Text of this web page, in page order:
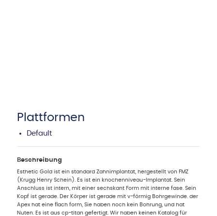
Plattformen
Default
Beschreibung
Esthetic Gold ist ein standard Zahnimplantat, hergestellt von FMZ
(Krugg Henry Schein). Es ist ein knochenniveau-Implantat. Sein
Anschluss ist intern, mit einer sechskant Form mit interne fase. Sein
Kopf ist gerade. Der Körper ist gerade mit v-förmig Bohrgewinde. der
Apex hat eine flach form, Sie haben noch kein Bohrung, und hat
Nuten. Es ist aus cp-titan gefertigt. Wir haben keinen Katalog für